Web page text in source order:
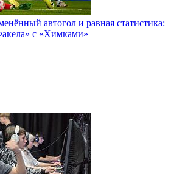
автогол и равная статистика:
с «Химками»